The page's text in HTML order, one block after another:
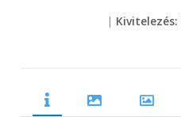
| Kivitelezés: